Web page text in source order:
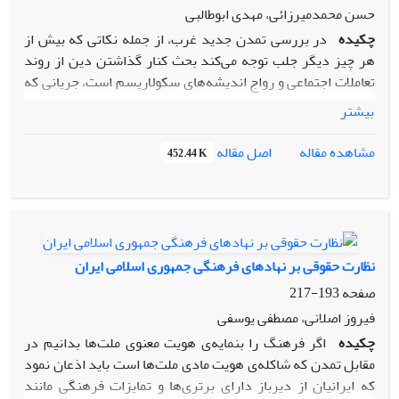
بر انتخابات به ادله متعدد «نظارت استصوابی» است و تفسیر
شورای نگهبان نیز مؤید این تحلیل و تفسیر است.
حسن محمدمیرزائی، مهدی ابوطالبی
چکیده در بررسی تمدن جدید غرب، از جمله نکاتی که بیش از
هر چیز دیگر جلب توجه می‌کند بحث کنار گذاشتن دین از روند
تعاملات اجتماعی و رواج اندیشه‌های سکولاریسم است، جریانی که
پیش بینی می‌شد به سرعت همه چیز را تغییر داده و هیچ چیز
یک سو، دین به عرصه اجتماع بازگردانده شد و از سوی دیگر،
روند جدیدی در معادلات و حرکت‌های مردمی جهان، بالاخص منطقه
(اسلام شیعی) می رسیم. لذا در این نوشته سعی شده است که با
انجام یک سری مطالعات اکتشافی و اسنادی، و با در نظر گرفتن
فرضیه الهام گیری جنبش‌های اخیر منطقه از انقلاب اسلامی‌ایران،
علت توفیق انقلاب اسلامی به عنوان یک حرکت دینی و عدم توفیق
تحولات اخیر خاورمیانه مثل مصر و لیبی، از منظری ایدئولوژیکی
مورد بررسی قرار گیرد.
بیشتر
مشاهده مقاله
اصل مقاله 452.44 K
نظارت حقوقی بر نهادهای فرهنگی جمهوری اسلامی‌ ایران
صفحه193-217
فیروز اصلانی، مصطفی یوسفی
چکیده اگر فرهنگ را بنمایه‌ی هویت معنوی ملت‌ها بدانیم در
مقابل تمدن که شاکله‌ی هویت مادی ملت‌ها است باید اذعان نمود
که ایرانیان از دیرباز دارای برتری‌ها و تمایزات فرهنگی مانند